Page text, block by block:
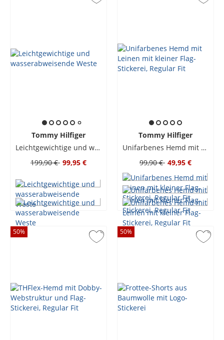
Tommy Hilfiger
Leichtgewichtige und wasserabweisende Weste
199,90 € 99,95 €
Tommy Hilfiger
Unifarbenes Hemd mit Leinen mit kleiner Flag-Stickerei, Regular Fit
99,90 € 49,95 €
50% 50%